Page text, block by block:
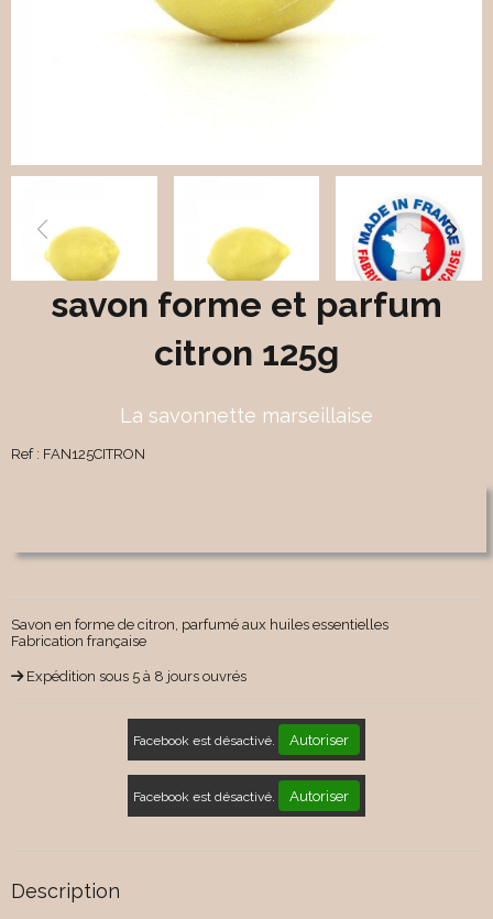
savon forme et parfum
citron 125g
La savonnette marseillaise
Ref : FAN125CITRON
Savon en forme de citron, parfumé aux huiles essentielles
Fabrication française
Expédition sous 5 à 8 jours ouvrés
Facebook est désactivé. Autoriser
Facebook est désactivé. Autoriser
Description